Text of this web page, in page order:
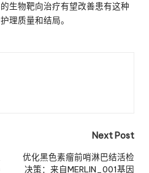
生物靶向治疗有望改善患有这种
理质量和结局。
Next Post
优化黑色素瘤前哨淋巴结活检
决策：来自MERLIN_001基因